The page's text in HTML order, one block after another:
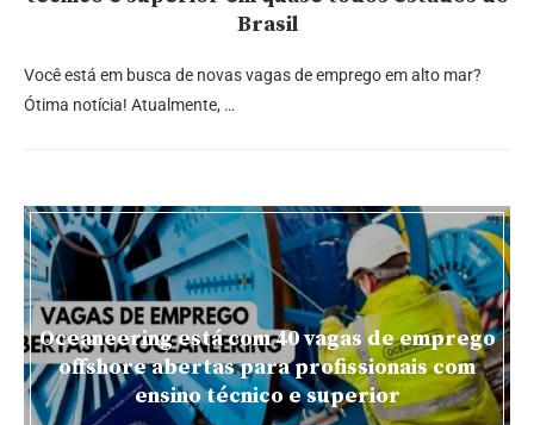
Brasil
Você está em busca de novas vagas de emprego em alto mar?
Ótima notícia! Atualmente, …
Oceaneering está com 40 vagas de emprego
offshore abertas para profissionais com
ensino técnico e superior